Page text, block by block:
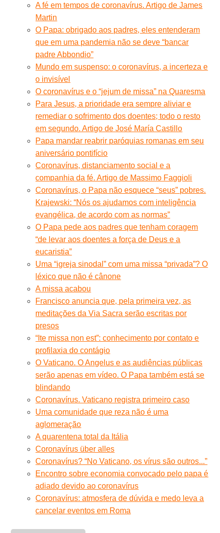
A fé em tempos de coronavírus. Artigo de James
Martin
O Papa: obrigado aos padres, eles entenderam
que em uma pandemia não se deve “bancar
padre Abbondio”
Mundo em suspenso: o coronavírus, a incerteza e
o invisível
O coronavírus e o “jejum de missa” na Quaresma
Para Jesus, a prioridade era sempre aliviar e
remediar o sofrimento dos doentes; todo o resto
em segundo. Artigo de José María Castillo
Papa mandar reabrir paróquias romanas em seu
aniversário pontifício
Coronavírus, distanciamento social e a
companhia da fé. Artigo de Massimo Faggioli
Coronavírus, o Papa não esquece “seus” pobres.
Krajewski: “Nós os ajudamos com inteligência
evangélica, de acordo com as normas”
O Papa pede aos padres que tenham coragem
“de levar aos doentes a força de Deus e a
eucaristia”
Uma “igreja sinodal” com uma missa “privada”? O
léxico que não é cânone
A missa acabou
Francisco anuncia que, pela primeira vez, as
meditações da Via Sacra serão escritas por
presos
“Ite missa non est”: conhecimento por contato e
profilaxia do contágio
O Vaticano. O Angelus e as audiências públicas
serão apenas em vídeo. O Papa também está se
blindando
Coronavírus. Vaticano registra primeiro caso
Uma comunidade que reza não é uma
aglomeração
A quarentena total da Itália
Coronavírus über alles
Coronavírus? “No Vaticano, os vírus são outros...”
Encontro sobre economia convocado pelo papa é
adiado devido ao coronavírus
Coronavírus: atmosfera de dúvida e medo leva a
cancelar eventos em Roma